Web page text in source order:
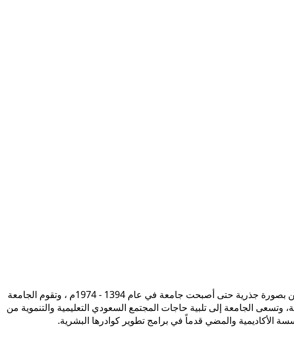
تأسست جامعة الإمام محمد بن سعود الإسلامية ممثلة في كلية الشريعة في سنة 1373هـ 1953م، وتطورت منذ ذلك الحين بصورة جذرية حتى أصبحت جامعة في عام 1394 - 1974م ، وتقوم الجامعة
وتسعى الجامعة إلى تلبية حاجات المجتمع السعودي التعليمية والتنموية من
الأكاديمية والمضي قدماً في برامج تطوير كوادرها البشرية.